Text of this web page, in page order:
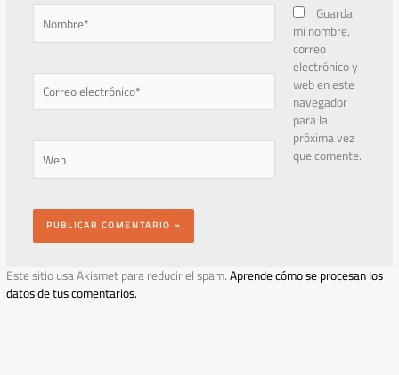
Nombre*
Correo
electrónico*
Web
Guarda
mi nombre,
correo
electrónico y
web en este
navegador
para la
próxima vez
que comente.
Este sitio usa Akismet para reducir el spam.Aprende cómo se procesan los
datos de tus comentarios.